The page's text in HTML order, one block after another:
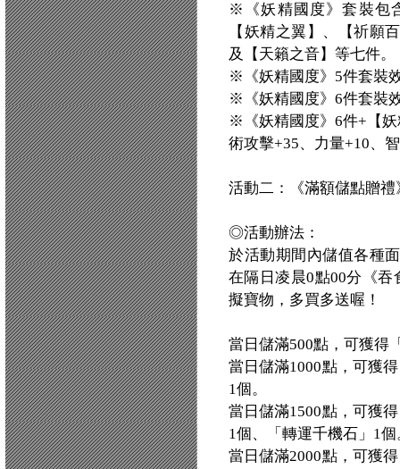
※《妖精國度》套裝包
【妖精之翼】、【祈願
及【天籟之音】等七件。
※《妖精國度》5件套裝
※《妖精國度》6件套裝
※《妖精國度》6件+【
術攻擊+35、力量+10、
活動二：《滿額儲點贈禮
◎活動辦法：
於活動期間內儲值各種
在隔日凌晨0點00分《吞
擬寶物，多買多送喔！
當日儲滿500點，可獲得
當日儲滿1000點，可獲
1個。
當日儲滿1500點，可獲
1個、「轉運千機石」1個
當日儲滿2000點，可獲